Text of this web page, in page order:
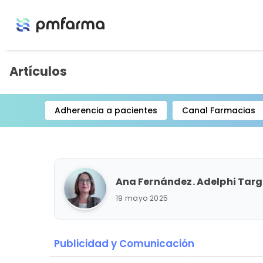
Artículos
Adherencia a pacientes Canal Farmacias
Item
Ana Fernández. Adelphi
19 mayo 2025
Publicidad y Comunicación